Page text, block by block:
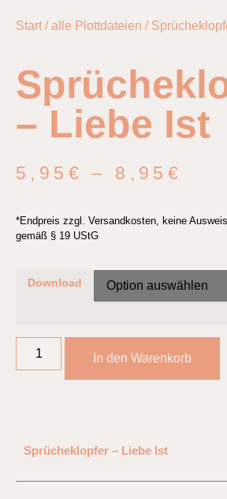
Start /alle Plottdateien /
– Liebe Ist
5,95 € – 8,95 €
*Endpreis zzgl. Versandkosten, keine
gemäß § 19 UStG
Download
In den Warenkorb
Sprücheklopfer – Liebe Ist